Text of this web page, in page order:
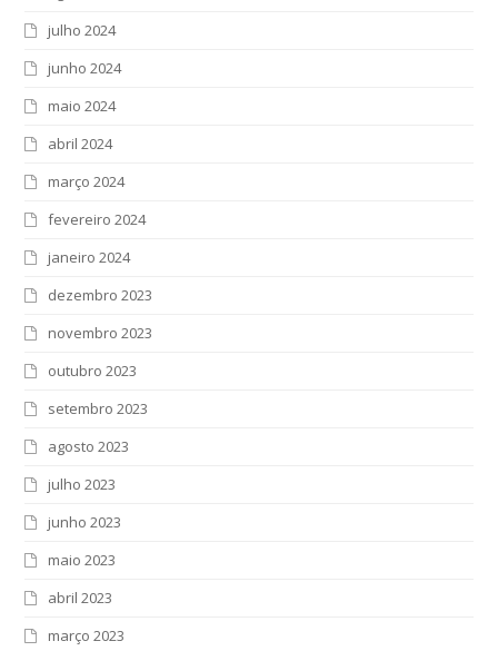
julho 2024
junho 2024
maio 2024
abril 2024
março 2024
fevereiro 2024
janeiro 2024
dezembro 2023
novembro 2023
outubro 2023
setembro 2023
agosto 2023
julho 2023
junho 2023
maio 2023
abril 2023
março 2023